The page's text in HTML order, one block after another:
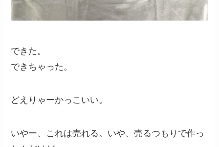
できた。
できちゃった。
どえりゃーかっこいい。
いやー、これは売れる。いや、売るつもりで作っ